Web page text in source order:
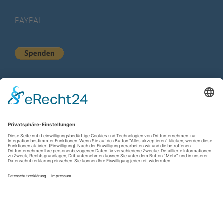
PAYPAL
KURZSTATISTIK
Total Views:615.189
Besucher gesamt:225.278
Gesamt Beiträge:1.222